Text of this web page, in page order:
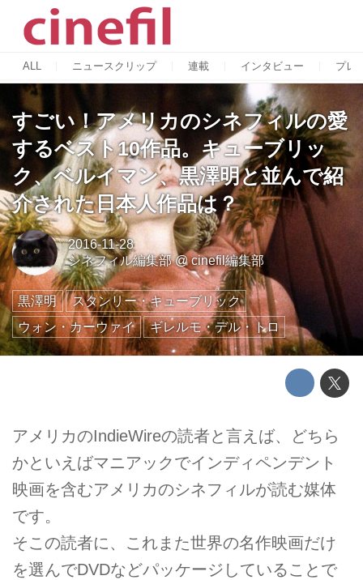
ALL ニュースクリップ 連載 インタビュー プレ
すごい！アメリカのシネフィルの愛
するベスト10作品。キューブリッ
ク、ベルイマン、黒澤明と並んで紹
介された日本人作品は？
2016-11-28
シネフィル編集部@cinefil編集部
黒澤明
スタンリー・キューブリック
ウォン・カーウァイ
ギレルモ・デル・トロ
アメリカのIndieWireの読者と言えば、どちら
かといえばマニアックでインディペンデント
映画を含むアメリカのシネフィルが読む媒体
です。
そこの読者に、これまた世界の名作映画だけ
を選んでDVDなどパッケージしていることで